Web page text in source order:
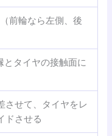
前輪なら左側、後
とタイヤの接触面に
させて、タイヤをレ
ドさせる